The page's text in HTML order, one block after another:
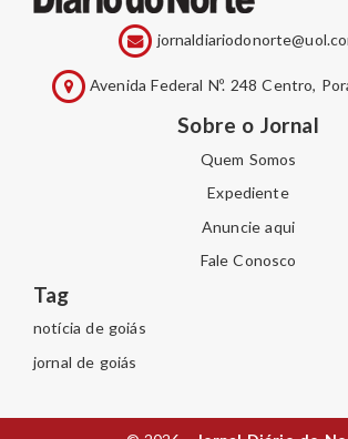
Avenida Federal Nº. 248 Centro,
Sobre o Jornal
Quem Somos
Expediente
Anuncie aqui
Fale Conosco
Tag
notícia de goiás
jornal de goiás